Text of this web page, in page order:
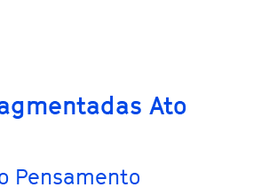
Ato
Pensamento